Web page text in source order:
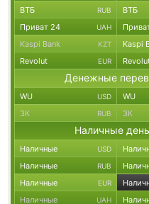
ВТБ RUB ВТБ
Приват 24 UAH
Kaspi Bank KZT Kaspi
Revolut EUR
Денежные
WU USD WU
ЗК RUB ЗК
Наличные
Наличные USD
Наличные RUB
Наличные EUR
Наличные UAH